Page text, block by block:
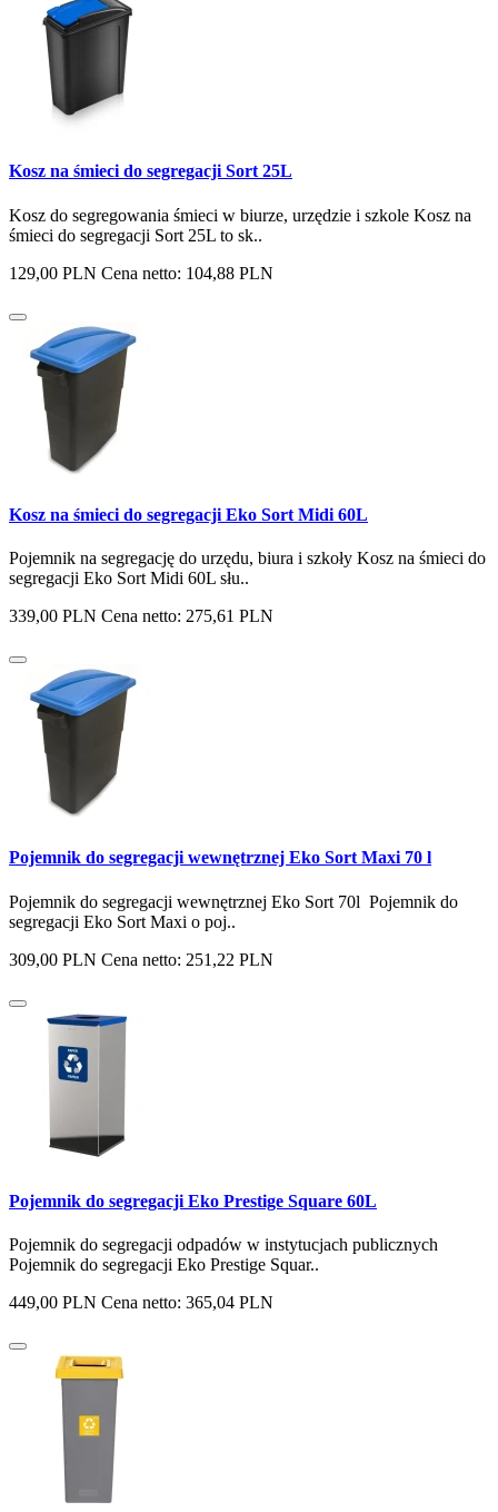
Kosz na śmieci do segregacji Sort 25L
Kosz do segregowania śmieci w biurze, urzędzie i szkole Kosz na
śmieci do segregacji Sort 25L to sk..
129,00 PLN Cena netto: 104,88 PLN
Kosz na śmieci do segregacji Eko Sort Midi 60L
Pojemnik na segregację do urzędu, biura i szkoły Kosz na śmieci do
segregacji Eko Sort Midi 60L słu..
339,00 PLN Cena netto: 275,61 PLN
Pojemnik do segregacji wewnętrznej Eko Sort Maxi 70 l
Pojemnik do segregacji wewnętrznej Eko Sort 70l Pojemnik do
segregacji Eko Sort Maxi o poj..
309,00 PLN Cena netto: 251,22 PLN
Pojemnik do segregacji Eko Prestige Square 60L
Pojemnik do segregacji odpadów w instytucjach publicznych
Pojemnik do segregacji Eko Prestige Squar..
449,00 PLN Cena netto: 365,04 PLN